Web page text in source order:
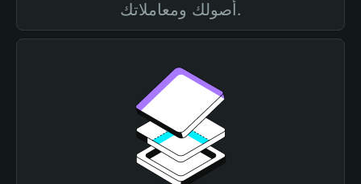
أصولك ومعاملاتك.